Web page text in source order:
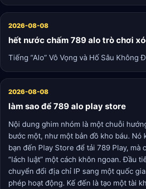
2026-08-08
hết nước chấm 789 alo trò chơi
Tiếng “Alo” Vô Vọng và Hố Sâu Không
2026-08-08
làm sao để 789 alo play store
Nội dung ghim nhóm là một chuỗi
bước một, như một bản đồ kho báu. Nó
bạn đến Play Store để tải 789 Play, mà
“lách luật” một cách khôn ngoan. Đầu
chuyển đổi địa chỉ IP sang một quốc
phép hoạt động. Kế đến là tạo một tài